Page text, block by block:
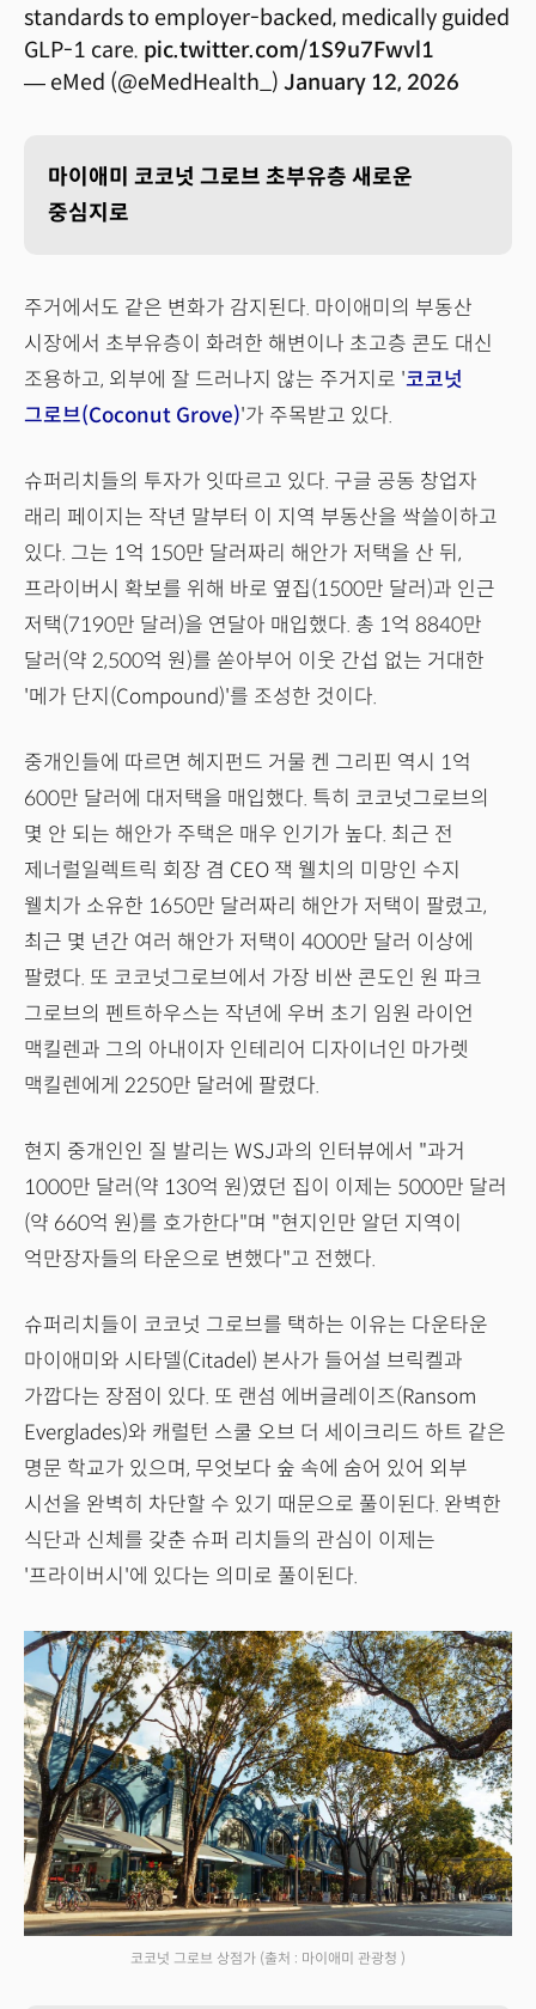
standards to employer-backed, medically guided
GLP-1 care. pic.twitter.com/1S9u7Fwvl1
— eMed (@eMedHealth_) January 12, 2026
마이애미 코코넛 그로브 초부유층 새로운
중심지로
주거에서도 같은 변화가 감지된다. 마이애미의 부동산
시장에서 초부유층이 화려한 해변이나 초고층 콘도 대신
조용하고, 외부에 잘 드러나지 않는 주거지로 '코코넛
그로브(Coconut Grove)'가 주목받고 있다.
슈퍼리치들의 투자가 잇따르고 있다. 구글 공동 창업자
래리 페이지는 작년 말부터 이 지역 부동산을 싹쓸이하고
있다. 그는 1억 150만 달러짜리 해안가 저택을 산 뒤,
프라이버시 확보를 위해 바로 옆집(1500만 달러)과 인근
저택(7190만 달러)을 연달아 매입했다. 총 1억 8840만
달러(약 2,500억 원)를 쏟아부어 이웃 간섭 없는 거대한
'메가 단지(Compound)'를 조성한 것이다.
중개인들에 따르면 헤지펀드 거물 켄 그리핀 역시 1억
600만 달러에 대저택을 매입했다. 특히 코코넛그로브의
몇 안 되는 해안가 주택은 매우 인기가 높다. 최근 전
제너럴일렉트릭 회장 겸 CEO 잭 웰치의 미망인 수지
웰치가 소유한 1650만 달러짜리 해안가 저택이 팔렸고,
최근 몇 년간 여러 해안가 저택이 4000만 달러 이상에
팔렸다. 또 코코넛그로브에서 가장 비싼 콘도인 원 파크
그로브의 펜트하우스는 작년에 우버 초기 임원 라이언
맥킬렌과 그의 아내이자 인테리어 디자이너인 마가렛
맥킬렌에게 2250만 달러에 팔렸다.
현지 중개인인 질 발리는 WSJ과의 인터뷰에서 "과거
1000만 달러(약 130억 원)였던 집이 이제는 5000만 달러
(약 660억 원)를 호가한다"며 "현지인만 알던 지역이
억만장자들의 타운으로 변했다"고 전했다.
슈퍼리치들이 코코넛 그로브를 택하는 이유는 다운타운
마이애미와 시타델(Citadel) 본사가 들어설 브릭켈과
가깝다는 장점이 있다. 또 랜섬 에버글레이즈(Ransom
Everglades)와 캐럴턴 스쿨 오브 더 세이크리드 하트 같은
명문 학교가 있으며, 무엇보다 숲 속에 숨어 있어 외부
시선을 완벽히 차단할 수 있기 때문으로 풀이된다. 완벽한
식단과 신체를 갖춘 슈퍼 리치들의 관심이 이제는
'프라이버시'에 있다는 의미로 풀이된다.
코코넛 그로브 상점가 (출처 : 마이애미 관광청 )